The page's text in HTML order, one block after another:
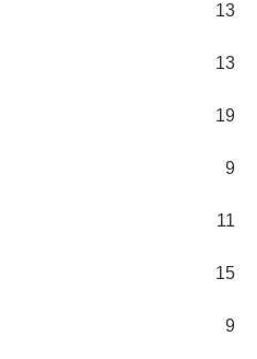
13
13
19
9
11
15
9